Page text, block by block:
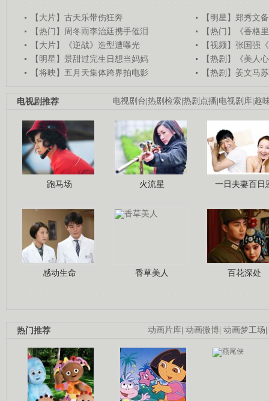
【大片】古天乐带伤狂奔
【明星】郑秀文
【热门】周冬雨李治廷携手催泪
【热门】《香格
【大片】《逆战》造型遭曝光
【视频】张国强
【明星】景甜过完生日想当妈妈
【热剧】《美人
【将映】五月天集体跨界拍电影
【热剧】姜文马
电视剧台 热剧检索 热剧点播 电视剧库 趣
电视剧推荐
跑马场 火流星 一日夫妻百日
感动生命 香草美人 百花深处
动画片库 动画微博 动画梦工场
热门推荐